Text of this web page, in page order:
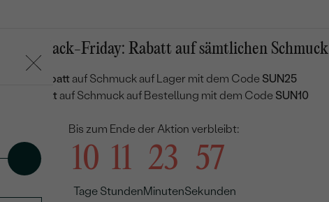
Black-Friday: Rabatt auf sämtlichen Schmuck
25 % Rabatt auf Schmuck auf Lager mit dem Code SUN25
10 % Rabattauf Schmuck auf Bestellung mit dem Code SUN10
Bis zum Ende der Aktion verbleibt:
10
Tage
11
Stunden
23
Minuten
57
Sekunden